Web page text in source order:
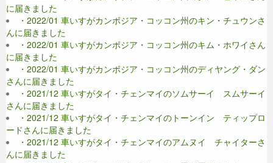
に届きました
・2022/01 車いすがカンボジア・コッコン州のキン・チュウンさ
んに届きました
・2022/01 車いすがカンボジア・コッコン州のキム・ホワイさん
に届きました
・2022/01 車いすがカンボジア・コッコン州のディヤング・ダン
さんに届きました
・2021/12 車いすがタイ・チェンマイのソムサーイ スムサーイ
さんに届きました
・2021/12 車いすがタイ・チェンマイのトーンイン ティップロ
ードさんに届きました
・2021/12 車いすがタイ・チェンマイのアムヌイ チャイターさ
んに届きました